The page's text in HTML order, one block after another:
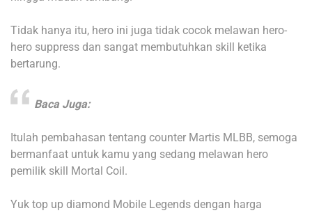
Tidak hanya itu, hero ini juga tidak cocok melawan hero-
hero suppress dan sangat membutuhkan skill ketika
bertarung.
Baca Juga:
Itulah pembahasan tentang counter Martis MLBB, semoga
bermanfaat untuk kamu yang sedang melawan hero
pemilik skill Mortal Coil.
Yuk top up diamond Mobile Legends dengan harga